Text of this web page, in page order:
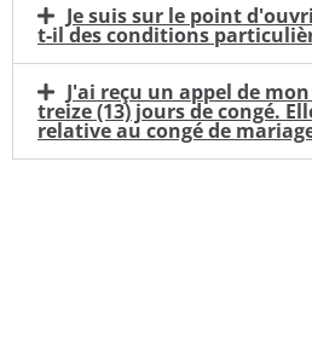
Je suis sur le point
t-il des conditions
J'ai reçu un appel de
treize (13) jours de congé.
relative au congé de